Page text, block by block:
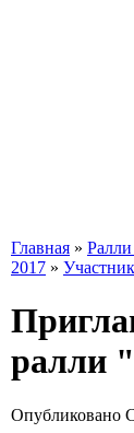
Главная » Ралли
2017 »
ралли
Опубликовано